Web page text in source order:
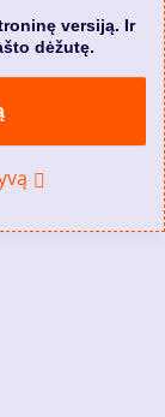
versiją. Ir
dėžutę.